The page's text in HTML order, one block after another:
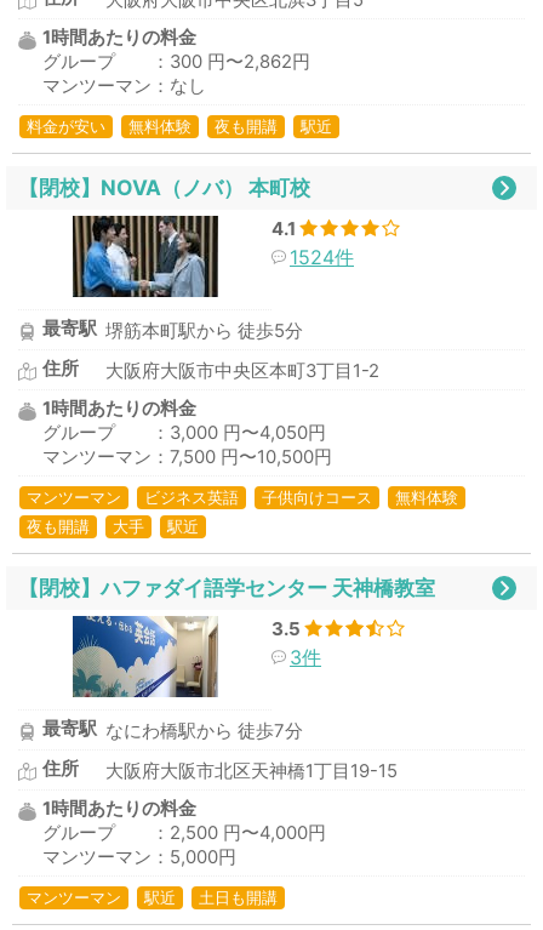
1時間あたりの料金
グループ ：300 円〜2,862円
マンツーマン：なし
料金が安い 無料体験 夜も開講 駅近
【閉校】NOVA（ノバ） 本町校
4.1
1524件
最寄駅 堺筋本町駅から 徒歩5分
住所
大阪府大阪市中央区本町3丁目1-2
1時間あたりの料金
グループ ：3,000 円〜4,050円
マンツーマン：7,500 円〜10,500円
マンツーマン ビジネス英語 子供向けコース
無料体験
夜も開講
大手 駅近
【閉校】ハファダイ語学センター 天神橋教室
3.5
3件
最寄駅 なにわ橋駅から 徒歩7分
住所
大阪府大阪市北区天神橋1丁目19-15
1時間あたりの料金
グループ ：2,500 円〜4,000円
マンツーマン：5,000円
マンツーマン 駅近 土日も開講